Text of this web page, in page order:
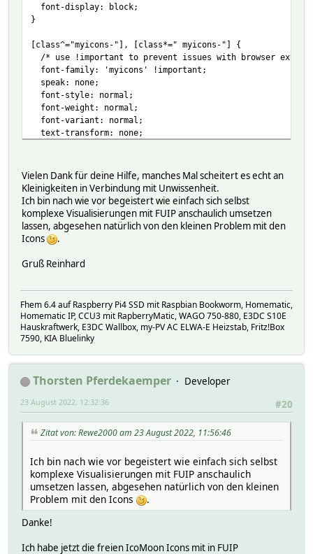
font-display: block;
}
[class^="myicons-"], [class*=" myicons-"] {
/* use !important to prevent issues with browser
font-family: 'myicons' !important;
speak: none;
font-style: normal;
font-weight: normal;
font-variant: normal;
text-transform: none;
-webkit-font-smoothing: antialiased;
-moz-osx-font-smoothing: grayscale;
}
.myicons-arrow-up:before {
content: "\e900";
}
.myicons-arrow-up-right:before {
content: "\e901";
content: "\e902";
}
.myicons-arrow-down-right:before {
content: "\e903";
}
content: "\e904";
Vielen Dank für deine Hilfe, manches Mal scheitert es echt an
Kleinigkeiten in Verbindung mit Unwissenheit.
Ich bin nach wie vor begeistert wie einfach sich selbst
komplexe Visualisierungen mit FUIP anschaulich umsetzen
lassen, abgesehen natürlich von den kleinen Problem mit den
Icons
.
Gruß Reinhard
Fhem 6.4 auf Raspberry Pi4 SSD mit Raspbian Bookworm, Homematic,
Homematic IP, CCU3 mit RapberryMatic, WAGO 750-880, E3DC S10E
Hauskraftwerk, E3DC Wallbox, my-PV AC ELWA-E Heizstab, Fritz!Box
7590, KIA Bluelinky
Thorsten Pferdekaemper
Developer
#20
23 August 2022, 12:32:36
Zitat von: Rewe2000 am 23 August 2022, 11:56:46
Ich bin nach wie vor begeistert wie einfach sich selbst
komplexe Visualisierungen mit FUIP anschaulich
umsetzen lassen, abgesehen natürlich von den kleinen
Problem mit den Icons
.
Danke!
Ich habe jetzt die freien IcoMoon Icons mit in FUIP